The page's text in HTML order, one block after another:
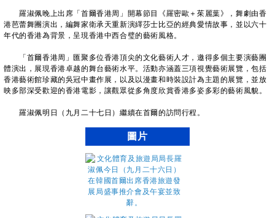
羅淑佩晚上出席「首爾香港周」開幕節目《羅密歐＋茱麗葉》，舞劇由香
港芭蕾舞團演出，編舞家衛承天重新演繹莎士比亞的經典愛情故事，並以六十
年代的香港為背景，呈現香港中西合璧的藝術風格。
「首爾香港周」匯聚多位香港頂尖的文化藝術人才，邀得多個主要演藝團
體演出，展現香港卓越的舞台藝術水平。活動亦涵蓋三項視覺藝術展覽，包括
香港藝術館珍藏的吳冠中畫作展，以及以漫畫和時裝設計為主題的展覽，並放
映多部深受歡迎的香港電影，讓觀眾從多角度欣賞香港多姿多彩的藝術風貌。
羅淑佩明日（九月二十七日）繼續在首爾的訪問行程。
圖片